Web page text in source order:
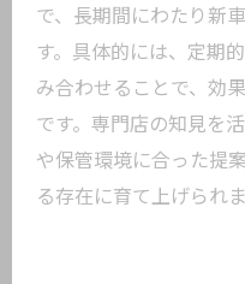
で、長期間にわたり新
す。具体的には、定期
み合わせることで、効
です。専門店の知見を
や保管環境に合った提
る存在に育て上げられま